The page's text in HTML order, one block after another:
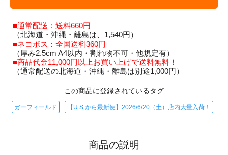
■通常配送：送料660円
（北海道・沖縄・離島は、1,540円）
■ネコポス：全国送料360円
（厚み2.5cm A4以内・割れ物不可・他規定有）
■商品代金11,000円以上お買い上げで送料無料！
（通常配送の北海道・沖縄・離島は別途1,000円）
この商品に登録されているタグ
ガーフィールド 【U.S.から最新便】2026/6/20（土）店内大量入荷！
商品の説明